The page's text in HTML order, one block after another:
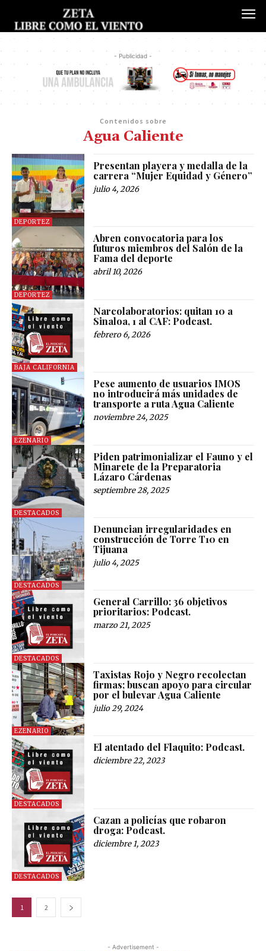
- Publicidad -
Contenidos sobre
Agua Caliente
DEPORTEZ
Presentan playera y medalla de la
carrera “Mujer Equidad y Género”
julio 4, 2026
DEPORTEZ
Abren convocatoria para los
futuros miembros del Salón de la
Fama del deporte
abril 10, 2026
BAJA CALIFORNIA
Narcolaboratorios: quitan 10 a
Sinaloa, 1 al CAF: Podcast.
febrero 6, 2026
EZENARIO
Pese aumento de usuarios IMOS
no introducirá más unidades de
transporte a ruta Agua Caliente
noviembre 24, 2025
DESTACADOS
Piden patrimonializar el Fauno y el
Minarete de la Preparatoria
Lázaro Cárdenas
septiembre 28, 2025
DESTACADOS
Denuncian irregularidades en
construcción de Torre T10 en
Tijuana
julio 4, 2025
DESTACADOS
General Carrillo: 36 objetivos
prioritarios: Podcast.
marzo 21, 2025
EZENARIO
Taxistas Rojo y Negro recolectan
firmas; buscan apoyo para circular
por el bulevar Agua Caliente
julio 29, 2024
DESTACADOS
El atentado del Flaquito: Podcast.
diciembre 22, 2023
DESTACADOS
Cazan a policías que robaron
droga: Podcast.
diciembre 1, 2023
1 2
- Advertisement -